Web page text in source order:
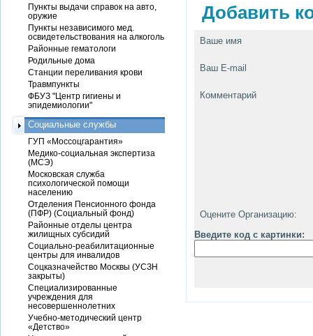
Добавить
Ваше имя
Ваш E-mail
Комментарий
Оцените Организацию:
Введите код с картинки:
Пункты выдачи справок на авто,
оружие
Пункты независимого мед.
освидетельствования на алкоголь
Районные гематологи
Родильные дома
Станции переливания крови
Травмпункты
ФБУЗ "Центр гигиены и
эпидемиологии"
Социальные службы
ГУП «Моссоцгарантия»
Медико-социальная экспертиза
(МСЭ)
Московская служба
психологической помощи
населению
Отделения Пенсионного фонда
(ПФР) (Социальный фонд)
Районные отделы центра
жилищных субсидий
Социально-реабилитационные
центры для инвалидов
Соцказначейство Москвы (УСЗН
закрыты)
Специализированные
учреждения для
несовершеннолетних
Учебно-методический центр
«Детство»